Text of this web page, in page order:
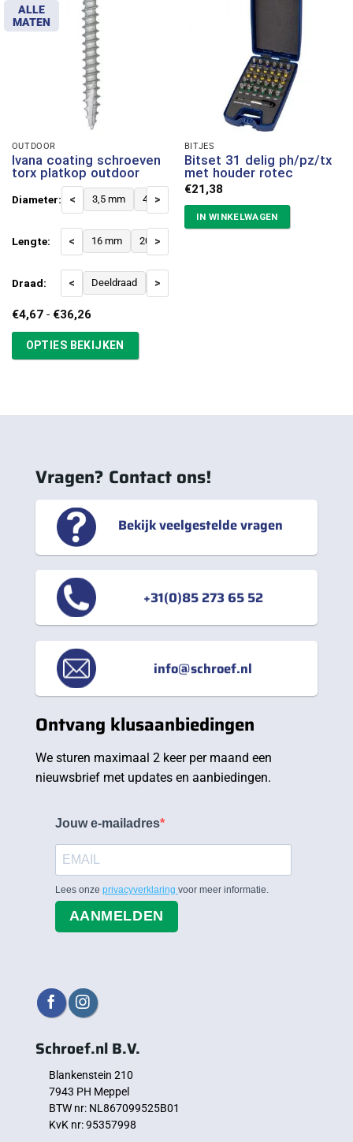
ALLE
MATEN
OUTDOOR
Ivana coating schroeven
torx platkop outdoor
Diameter: < 3,5 mm 4 mm 4,5 mm
>
Lengte: < 16 mm 20 mm
>
Draad: < Deeldraad Voldraad
>
€4,67 - €36,26Prijsklasse:
tot
€36,26
OPTIES BEKIJKEN
BITJES
Bitset 31 delig ph/pz/tx
met houder rotec
€21,38
IN WINKELWAGEN
Vragen? Contact ons!
Bekijk veelgestelde vragen
+31(0)85 273 65 52
info@schroef.nl
Ontvang klusaanbiedingen
We sturen maximaal 2 keer per maand een
nieuwsbrief met updates en aanbiedingen.
Jouw e-mailadres
Lees onze privacyverklaring voor meer informatie.
AANMELDEN
Schroef.nl B.V.
Blankenstein 210
7943 PH Meppel
BTW nr: NL867099525B01
KvK nr: 95357998